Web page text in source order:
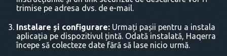
trimise pe adresa dvs. de e-mail.
Instalare și configurare: Urmați pașii pentru a instala
aplicația pe dispozitivul țintă. Odată instalată, Haqerra
începe să colecteze date fără să lase nicio urmă.